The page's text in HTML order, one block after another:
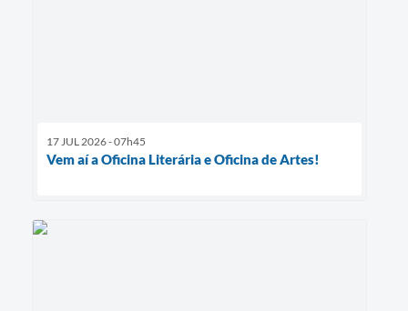
17 JUL 2026 - 07h45
Vem aí a Oficina Literária e Oficina de Artes!